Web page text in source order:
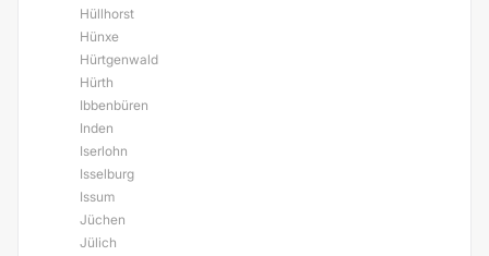
Hüllhorst
Hünxe
Hürtgenwald
Hürth
Ibbenbüren
Inden
Iserlohn
Isselburg
Issum
Jüchen
Jülich